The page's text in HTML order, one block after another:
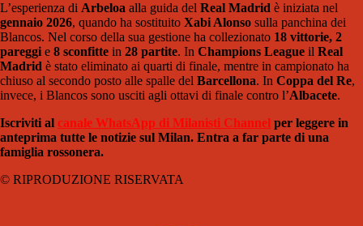
L’esperienza di Arbeloa alla guida del Real Madrid è iniziata nel
gennaio 2026, quando ha sostituito Xabi Alonso sulla panchina dei
Blancos. Nel corso della sua gestione ha collezionato 18 vittorie, 2
pareggie 8 sconfitte in 28 partite. In Champions League il Real
Madrid è stato eliminato ai quarti di finale, mentre in campionato ha
chiuso al secondo posto alle spalle del Barcellona. In Coppa del Re,
invece, i Blancos sono usciti agli ottavi di finale contro l’Albacete.
Iscriviti al canale WhatsApp di Milanisti Channel per leggere in
anteprima tutte le notizie sul Milan. Entra a far parte di una
famiglia rossonera.
© RIPRODUZIONE RISERVATA